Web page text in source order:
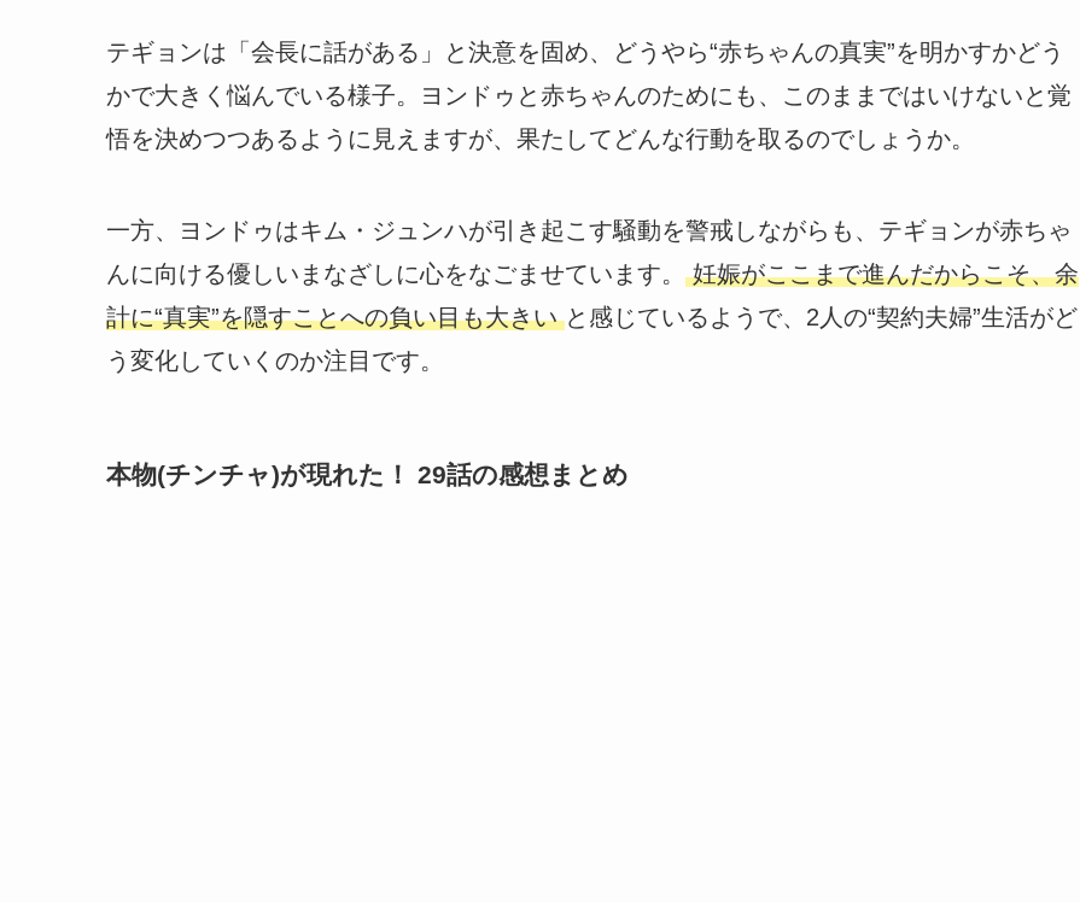
テギョンは「会長に話がある」と決意を固め、どうやら“赤ちゃんの真実”を明かすかどう
かで大きく悩んでいる様子。ヨンドゥと赤ちゃんのためにも、このままではいけないと覚
悟を決めつつあるように見えますが、果たしてどんな行動を取るのでしょうか。
一方、ヨンドゥはキム・ジュンハが引き起こす騒動を警戒しながらも、テギョンが赤ちゃ
んに向ける優しいまなざしに心をなごませています。 妊娠がここまで進んだからこそ、余
計に“真実”を隠すことへの負い目も大きいと感じているようで、2人の“契約夫婦”生活がど
う変化していくのか注目です。
本物(チンチャ)が現れた！ 29話の感想まとめ